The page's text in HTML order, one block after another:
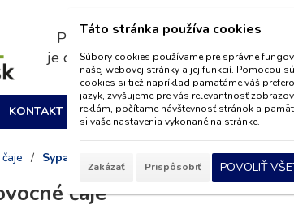
Pri nákupe nad 39€
je dopravaZADARMO
KONTAKT
/ Sypané ovocné čaje
čaje
Táto stránka používa cookies
Súbory cookies používame pre správne
našej webovej stránky a jej funkcií. Pomocou
cookies si tiež napríklad pamätáme váš
jazyk, zvyšujeme pre vás relevantnosť
reklám, počítame návštevnosť stránok a
si vaše nastavenia vykonané na stránke.
Zakázať Prispôsobiť POVOLIŤ